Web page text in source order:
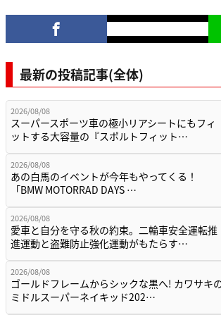
最新の投稿記事(全体)
2026/08/08
スーパースポーツ車の極小リアシートにもフィ
ットする大容量の『スポルトフィット…
2026/08/08
あの白馬のイベントが今年もやってくる！
「BMW MOTORRAD DAYS …
2026/08/08
愛車と自分を守る秋の約束。二輪車安全運転推
進運動と盗難防止強化運動がもたらす…
2026/08/08
ゴールドフレームからシックな黒へ! カワサキ
ミドルスーパーネイキッド202…